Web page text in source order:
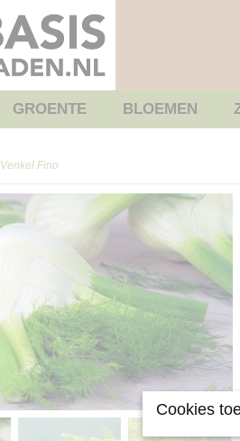
GROENTE BLOEMEN
Venkel Fino
Cookies